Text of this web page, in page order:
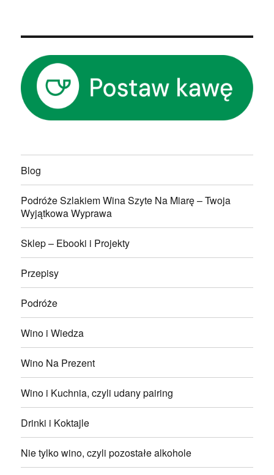
Blog
Podróże Szlakiem Wina Szyte Na Miarę – Twoja
Wyjątkowa Wyprawa
Sklep – Ebooki i Projekty
Przepisy
Podróże
Wino i Wiedza
Wino Na Prezent
Wino i Kuchnia, czyli udany pairing
Drinki i Koktajle
Nie tylko wino, czyli pozostałe alkohole